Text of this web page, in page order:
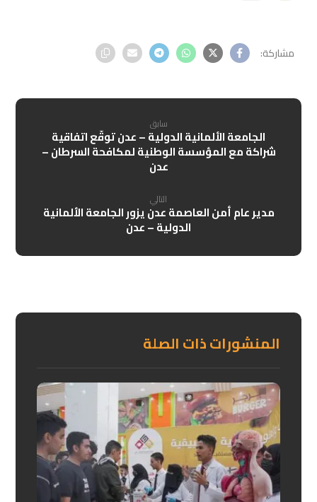
سابق
الجامعة الألمانية الدولية – عدن توقّع اتفاقية
شراكة مع المؤسسة الوطنية لمكافحة السرطان –
عدن
التالي
مدير عام أمن العاصمة عدن يزور الجامعة الألمانية
الدولية – عدن
المنشورات ذات الصلة